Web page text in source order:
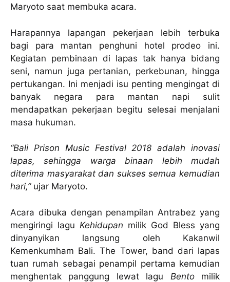
Maryoto saat membuka acara.
Harapannya lapangan pekerjaan lebih terbuka
bagi para mantan penghuni hotel prodeo ini.
Kegiatan pembinaan di lapas tak hanya bidang
seni, namun juga pertanian, perkebunan, hingga
pertukangan. Ini menjadi isu penting mengingat di
banyak negara para mantan napi sulit
mendapatkan pekerjaan begitu selesai menjalani
masa hukuman.
“Bali Prison Music Festival 2018 adalah inovasi
lapas, sehingga warga binaan lebih mudah
diterima masyarakat dan sukses semua kemudian
hari,”ujar Maryoto.
Acara dibuka dengan penampilan Antrabez yang
mengiringi lagu Kehidupan milik God Bless yang
dinyanyikan langsung oleh Kakanwil
Kemenkumham Bali. The Tower, band dari lapas
tuan rumah sebagai penampil pertama kemudian
menghentak panggung lewat lagu Bentomilik